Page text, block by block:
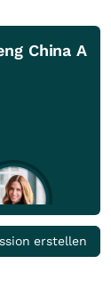
China A
erstellen